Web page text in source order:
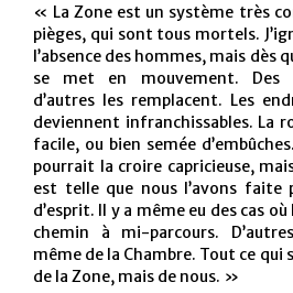
« La Zone est un système très
pièges, qui sont tous mortels.
l’absence des hommes, mais dès
se met en mouvement. Des
d’autres les remplacent. Les
deviennent infranchissables. La
facile, ou bien semée
pourrait la croire capricieuse,
est telle que nous l’avons
d’esprit. Il y a même eu des cas
chemin à mi-parcours.
même de la Chambre. Tout ce qui
de la Zone, mais de nous. »